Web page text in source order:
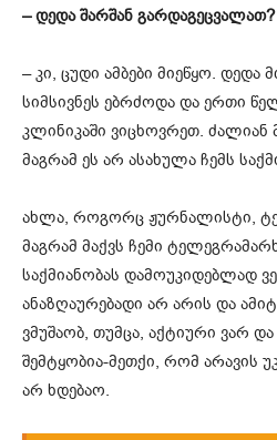
– დედა შარშან გარდაგეცვალათ?
– კი, ცუდი ამბები მიეწყო. დედა
სიმსივნეს ებრძოდა და ერთი
კლინიკაში ვიცხოვრეთ. ძალიან
მაგრამ ეს არ ასახულა ჩემს
ახლა, როგორც ჟურნალისტი,
მაგრამ მაქვს ჩემი
საქმიანობას დამოუკიდებლად
ანაზღაურებადი არ არის და
ვმუშაობ, თუმცა, აქტიური ვარ
შემტყობია-მეთქი, რომ არავის
არ ხდებაო.